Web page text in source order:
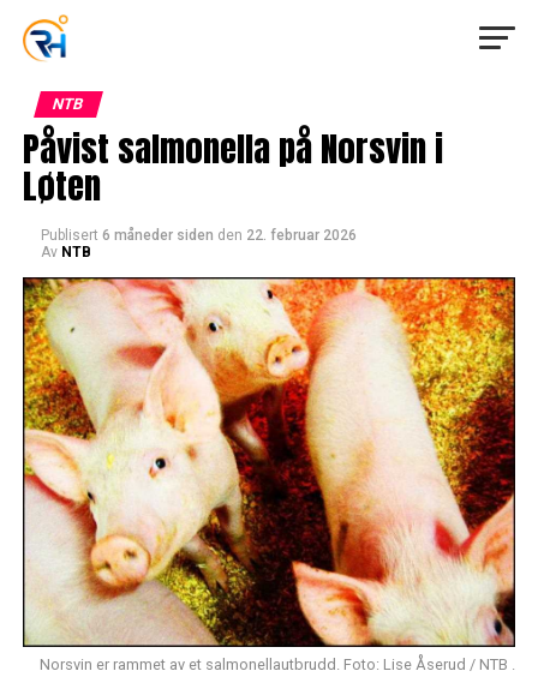
NTB
Påvist salmonella på Norsvin i
Løten
Publisert 6 måneder siden den 22. februar 2026
Av NTB
Norsvin er rammet av et salmonellautbrudd. Foto: Lise Åserud / NTB .